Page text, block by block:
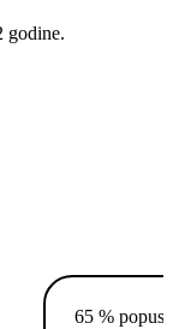
godine.
65 %